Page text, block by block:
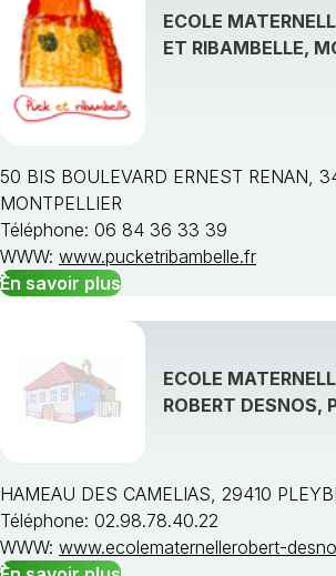
ECOLE
ET RIBAMBELLE,
50 BIS BOULEVARD ERNEST RENAN,
MONTPELLIER
Téléphone: 06 84 36 33 39
WWW: www.pucketribambelle.fr
En savoir plus
ECOLE
ROBERT DESNOS,
HAMEAU DES CAMELIAS, 29410
Téléphone: 02.98.78.40.22
WWW: www.ecolematernellerobert-